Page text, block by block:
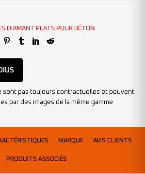
DIAMANT PLATS POUR BÉTON
sont pas toujours contractuelles et peuvent
par des images de la même gamme
MARQUE AVIS CLIENTS
PRODUITS ASSOCIÉS